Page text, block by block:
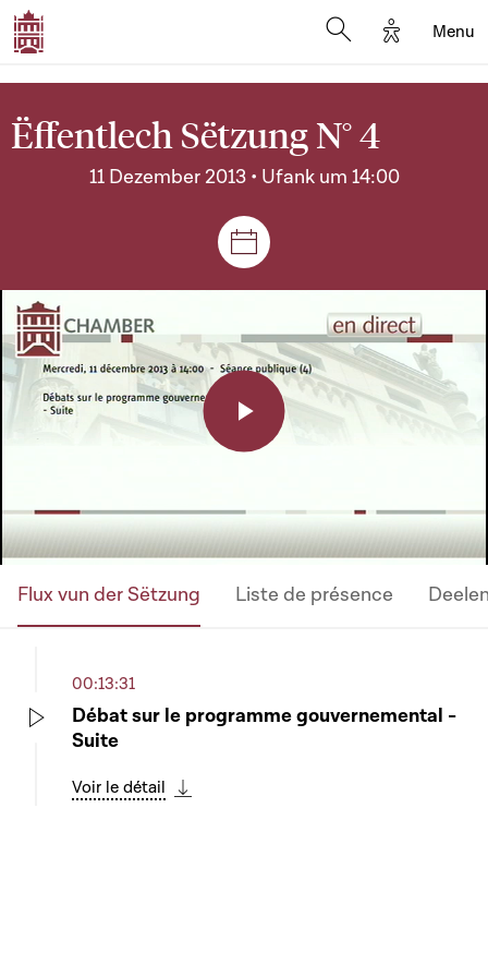
Options
Menu
Ëffentlech Sëtzung N° 4
11 Dezember 2013 • Ufank um 14:00
Sëtzungen a Reuniounen
Play
Flux vun der Sëtzung Liste de présence
00:13:31
Débat sur le programme gouvernemental -
Suite
Voir le détail